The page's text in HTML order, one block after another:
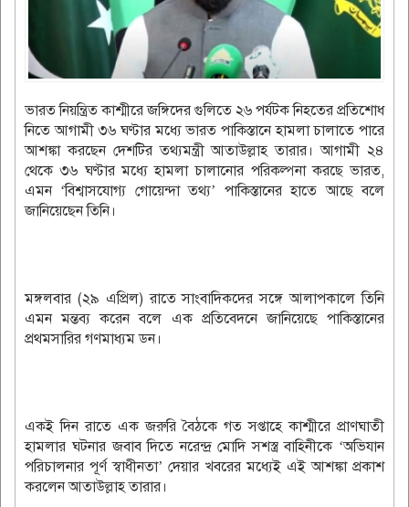
ভারত নিয়ন্ত্রিত কাশ্মীরে জঙ্গিদের গুলিতে ২৬ পর্যটক নিহতের প্রতিশোধ
নিতে আগামী ৩৬ ঘণ্টার মধ্যে ভারত পাকিস্তানে হামলা চালাতে পারে
আশঙ্কা করছেন দেশটির তথ্যমন্ত্রী আতাউল্লাহ তারার। আগামী ২৪
থেকে ৩৬ ঘণ্টার মধ্যে হামলা চালানোর পরিকল্পনা করছে ভারত,
এমন ‘বিশ্বাসযোগ্য গোয়েন্দা তথ্য’ পাকিস্তানের হাতে আছে বলে
জানিয়েছেন তিনি।
মঙ্গলবার (২৯ এপ্রিল) রাতে সাংবাদিকদের সঙ্গে আলাপকালে তিনি
এমন মন্তব্য করেন বলে এক প্রতিবেদনে জানিয়েছে পাকিস্তানের
প্রথমসারির গণমাধ্যম ডন।
একই দিন রাতে এক জরুরি বৈঠকে গত সপ্তাহে কাশ্মীরে প্রাণঘাতী
হামলার ঘটনার জবাব দিতে নরেন্দ্র মোদি সশস্ত্র বাহিনীকে ‘অভিযান
পরিচালনার পূর্ণ স্বাধীনতা’ দেয়ার খবরের মধ্যেই এই আশঙ্কা প্রকাশ
করলেন আতাউল্লাহ তারার।